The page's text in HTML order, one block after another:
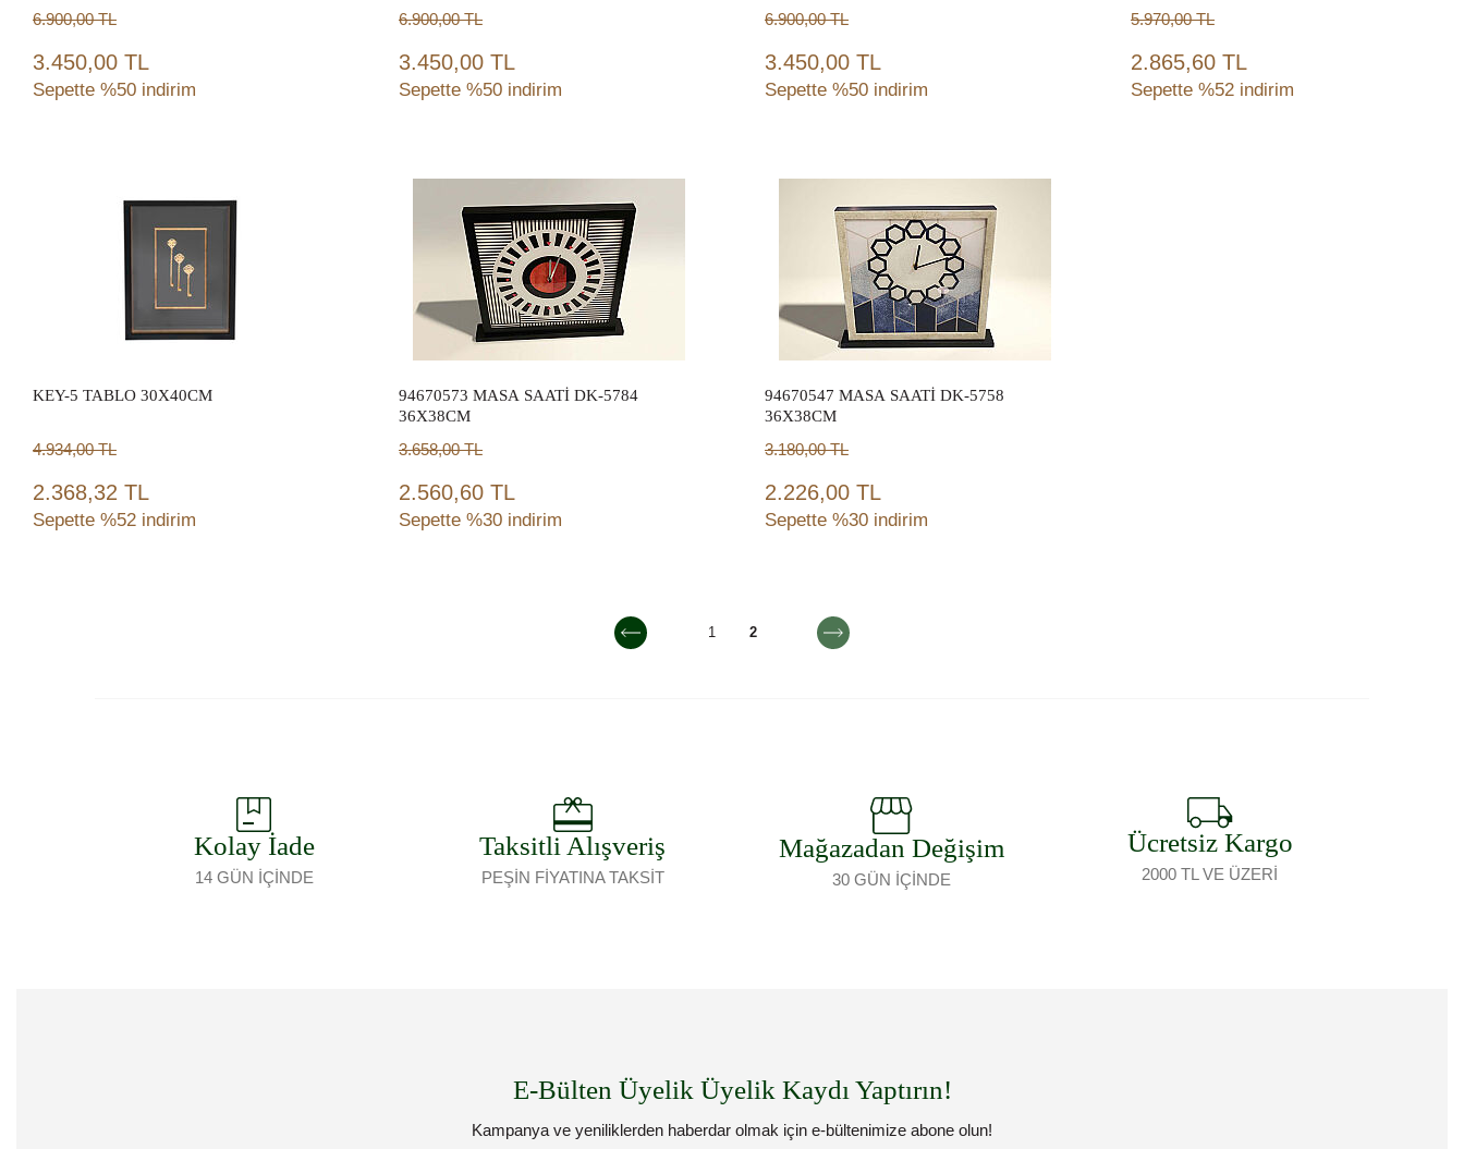
6.900,00TL
3.450,00 TL
Sepette %50 indirim
Sepete Ekle
6.900,00TL
3.450,00 TL
Sepette %50 indirim
Sepete Ekle
6.900,00TL
3.450,00 TL
Sepette %50 indirim
Sepete Ekle
5.970,00TL
2.865,60 TL
Sepette %52 indirim
KEY-5 TABLO 30X40CM
4.934,00TL
2.368,32 TL
Sepette %52 indirim
94670573 MASA SAATİ DK-5784
36X38CM
3.658,00TL
2.560,60 TL
Sepette %30 indirim
94670547 MASA SAATİ DK-5758
36X38CM
3.180,00TL
2.226,00 TL
Sepette %30 indirim
1 2
Kolay İade
14 GÜN İÇİNDE
Taksitli Alışveriş
PEŞİN FİYATINA TAKSİT
Mağazadan Değişim
30 GÜN İÇİNDE
Ücretsiz Kargo
2000 TL VE ÜZERİ
E-Bülten Üyelik Üyelik Kaydı Yaptırın!
Kampanya ve yeniliklerden haberdar olmak için e-bültenimize abone olun!